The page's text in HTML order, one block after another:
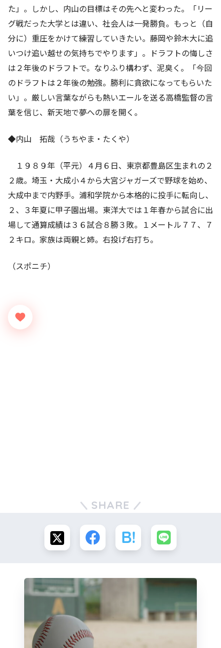
た」。しかし、内山の目標はその先へと変わった。「リー
グ戦だった大学とは違い、社会人は一発勝負。もっと（自
分に）重圧をかけて練習していきたい。藤岡や鈴木大に追
いつけ追い越せの気持ちでやります」。ドラフトの悔しさ
は２年後のドラフトで。なりふり構わず、泥臭く。「今回
のドラフトは２年後の勉強。勝利に貪欲になってもらいた
い」。厳しい言葉ながらも熱いエールを送る高橋監督の言
葉を信じ、新天地で夢への扉を開く。
◆内山 拓哉（うちやま・たくや）
１９８９年（平元）４月６日、東京都豊島区生まれの２
２歳。埼玉・大成小４から大宮ジャガーズで野球を始め、
大成中まで内野手。浦和学院から本格的に投手に転向し、
２、３年夏に甲子園出場。東洋大では１年春から試合に出
場して通算成績は３６試合８勝３敗。１メートル７７、７
２キロ。家族は両親と姉。右投げ右打ち。
（スポニチ）
SHARE